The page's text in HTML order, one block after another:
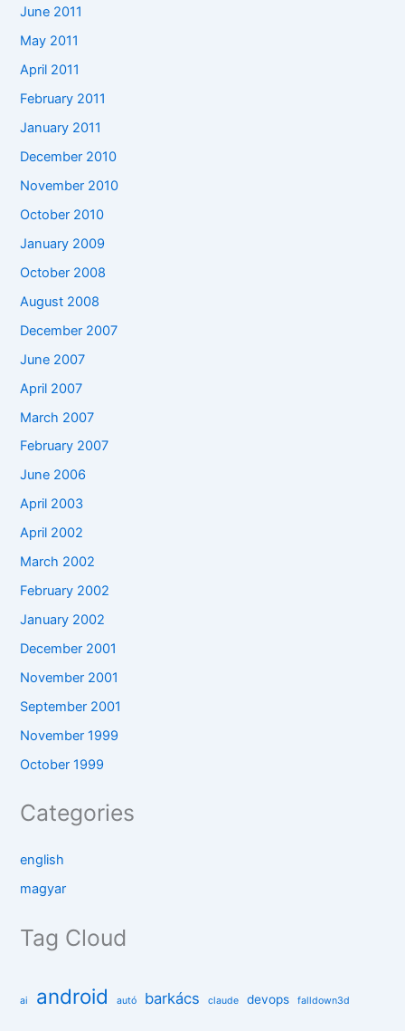
June 2011
May 2011
April 2011
February 2011
January 2011
December 2010
November 2010
October 2010
January 2009
October 2008
August 2008
December 2007
June 2007
April 2007
March 2007
February 2007
June 2006
April 2003
April 2002
March 2002
February 2002
January 2002
December 2001
November 2001
September 2001
November 1999
October 1999
Categories
english
magyar
Tag Cloud
ai android autó barkács claude devops falldown3d